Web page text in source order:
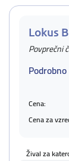
Lokus B
Povprečni
Podrobno
Cena:
Cena za
Žival za